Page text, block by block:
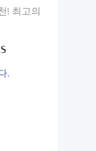
! 최고의
.